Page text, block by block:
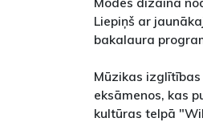
Liepiņš ar
bakalaura
Mūzikas
eksāmenos, kas
kultūras telpā